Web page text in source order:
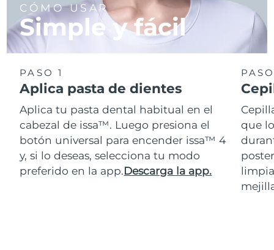
CÓMO USAR
Simple y fácil
PASO 1
Aplica pasta de dientes
Aplica tu pasta dental habitual en el
cabezal de issa™. Luego presiona el
botón universal para encender issa™ 4
y, si lo deseas, selecciona tu modo
preferido en la app.Descarga la app.
que